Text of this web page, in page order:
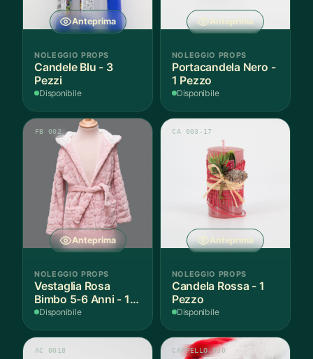
Anteprima
NOLEGGIO PROPS
Candele Blu - 3
Pezzi
Disponibile
Anteprima
NOLEGGIO PROPS
Portacandela Nero -
1 Pezzo
Disponibile
Anteprima
FB 002
NOLEGGIO PROPS
Vestaglia Rosa
Bimbo 5-6 Anni - 1
Pezzo
Disponibile
Anteprima
CA 003-17
NOLEGGIO PROPS
Candela Rossa - 1
Pezzo
Disponibile
AC 0018 CAPPELLO 030